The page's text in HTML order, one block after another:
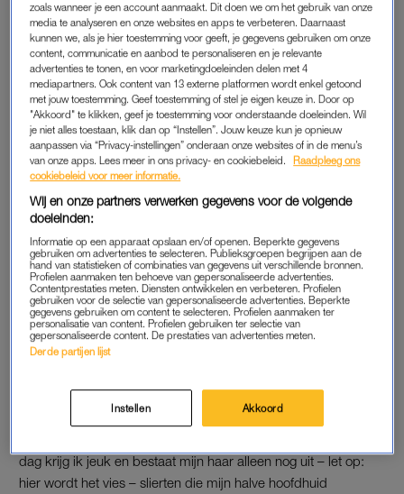
dacht ik dat iedereen dit deed. Ik zag geen vuiltje aan de lucht
zolang mijn haar niet vuil was.
Later leek het onmogelijk om de cirkel te doorbreken, maar op
mijn 22e besloot ik het toch te doen. Dan komt meteen mijn
beste tip: vertel mensen met wie je veel omgaat van tevoren
waarom je haar de komende tijd vet is. Dat hielp mij enorm.
Het werd veel minder ongemakkelijk, waardoor ik het volhield.
Na deze periode hoefde ik nog maar eens in de drie dagen
mijn haren te wassen. Dag een: heerlijk, maar pluizig. Dag
Vijf jaar later is het 2020. Mijn tickets voor het Songfestival en
EK voetbal hebben plaatsgemaakt voor een ticket thuisisolatie.
Om toch wat uit deze tijd te halen, besloot ik mijn haar weer te
laten wennen aan minder shampoo. Ik waste mijn haar eerst
na zeven dagen, toen na vijf (zwak momentje), vervolgens na
Tijdens videocalls is er weinig van te zien, maar op dag drie
dag krijg ik jeuk en bestaat mijn haar alleen nog uit – let op:
hier wordt het vies – slierten die mijn halve hoofdhuid
zoals wanneer je een account aanmaakt. Dit doen we om het gebruik van onze
media te analyseren en onze websites en apps te verbeteren. Daarnaast
kunnen we, als je hier toestemming voor geeft, je gegevens gebruiken om onze
content, communicatie en aanbod te personaliseren en je relevante
advertenties te tonen, en voor marketingdoeleinden delen met 4
mediapartners. Ook content van 13 externe platformen wordt enkel getoond
met jouw toestemming. Geef toestemming of stel je eigen keuze in. Door op
"Akkoord" te klikken, geef je toestemming voor onderstaande doeleinden. Wil
je niet alles toestaan, klik dan op “Instellen”. Jouw keuze kun je opnieuw
aanpassen via “Privacy-instellingen” onderaan onze websites of in de menu’s
van onze apps. Lees meer in ons privacy- en cookiebeleid.
Raadpleeg ons
cookiebeleid voor meer informatie.
Wij en onze partners verwerken gegevens voor de volgende
doeleinden:
Informatie op een apparaat opslaan en/of openen. Beperkte gegevens
gebruiken om advertenties te selecteren. Publieksgroepen begrijpen aan de
hand van statistieken of combinaties van gegevens uit verschillende bronnen.
Profielen aanmaken ten behoeve van gepersonaliseerde advertenties.
Contentprestaties meten. Diensten ontwikkelen en verbeteren. Profielen
gebruiken voor de selectie van gepersonaliseerde advertenties. Beperkte
gegevens gebruiken om content te selecteren. Profielen aanmaken ter
personalisatie van content. Profielen gebruiken ter selectie van
gepersonaliseerde content. De prestaties van advertenties meten.
Derde partijen lijst
Instellen Akkoord